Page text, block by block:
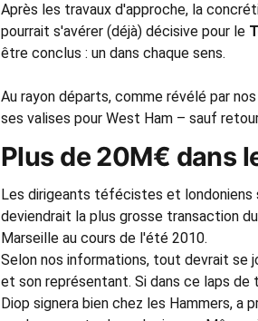
Après les travaux d'approche, la
pourrait s'avérer (déjà) décisive pour le
être conclus : un dans chaque sens.
Au rayon départs, comme révélé par
ses valises pour West Ham – sauf
Plus de 20M€ dans
Les dirigeants téfécistes et londoniens
deviendrait la plus grosse transaction
Marseille au cours de l'été 2010.
Selon nos informations, tout devrait se
et son représentant. Si dans ce laps de
Diop signera bien chez les Hammers, a